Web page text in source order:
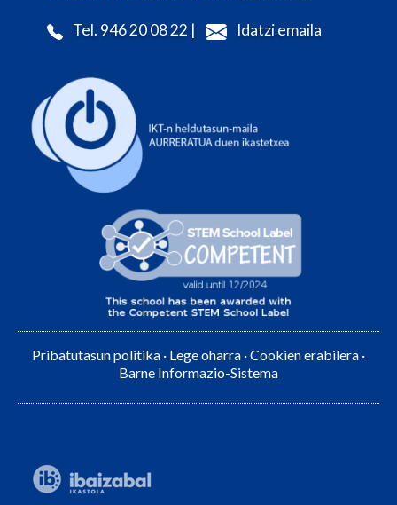
Tel. 946 20 08 22 | Idatzi emaila
Pribatutasun politika · Lege oharra ·Cookien erabilera ·
Barne Informazio-Sistema